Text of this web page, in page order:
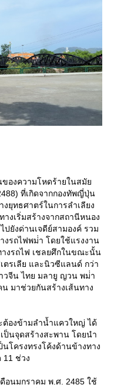
องความโหดร้ายในสมั
ที่เกิดจากกองทัพญี่ปุ่น
งยุทธศาตร์ในการลำเลียง
งเริ่มสร้างจากสถานีหนอง
ปยังด่านเจดีย์สามองค์ รวม
งรถไฟพม่่า โดยใช้แรงงาน
างรถไฟ เชลยศึกในขณะนั้น
ตรเลีย และนิวซีแลนด์ กว่า
วจีน ไทย มลายู ญวน พม่่า
มาช่วยกันสร้างเส้นทาง
ต้องข้ามลำน้ำแควใหญ่ ได้
ป็นจุดสร้างสะพาน โดยนำ
โครงทรงโค้งด้านข้างทาง
11 ช่วง
อนมกราคม พ.ศ. 2485 ใช้